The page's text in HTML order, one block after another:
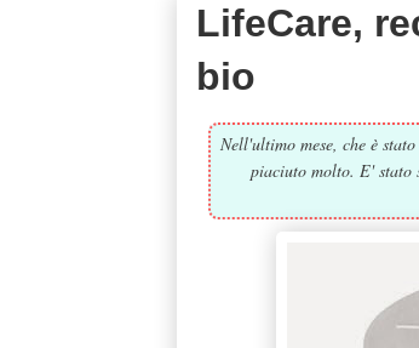
LifeCare,
bio
Nell'ultimo mese, che è
piaciuto molto. E' stato